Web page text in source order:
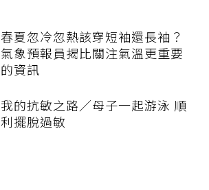
春夏忽冷忽熱該穿短袖還長袖？
氣象預報員揭比關注氣溫更重要
的資訊
我的抗敏之路／母子一起游泳 順
利擺脫過敏